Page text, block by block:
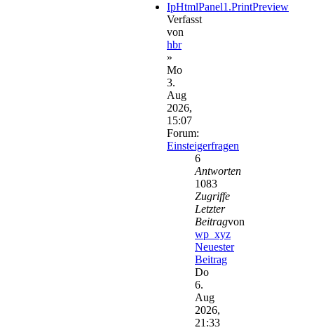
IpHtmlPanel1.PrintPreview
Verfasst
von
hbr
»
Mo
3.
Aug
2026,
15:07
Forum:
Einsteigerfragen
6
Antworten
1083
Zugriffe
Letzter
Beitragvon
wp_xyz
Neuester
Beitrag
Do
6.
Aug
2026,
21:33